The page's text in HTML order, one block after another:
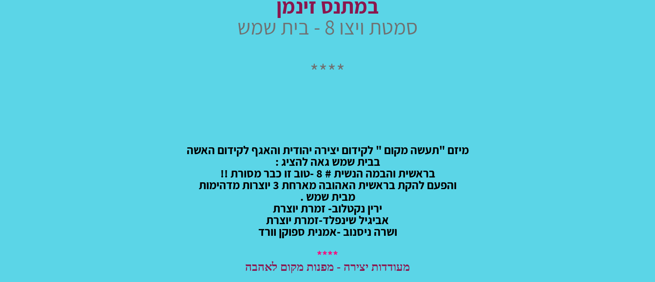
במתנס זינמן
סמטת ויצו 8 - בית שמש
****
מיזם "תעשה מקום " לקידום יצירה יהודית והאגף לקידום האשה
בבית שמש גאה להציג :
בראשית והבמה הנשית # 8 -טוב זו כבר מסורת !!
והפעם להקת בראשית האהובה מארחת 3 יוצרות מדהימות
מבית שמש .
ירין נקטלוב- זמרת יוצרת
אביגיל שינפלד-זמרת יוצרת
ושרה ניסנוב -אמנית ספוקן וורד
****
מעודדות יצירה - מפנות מקום לאהבה